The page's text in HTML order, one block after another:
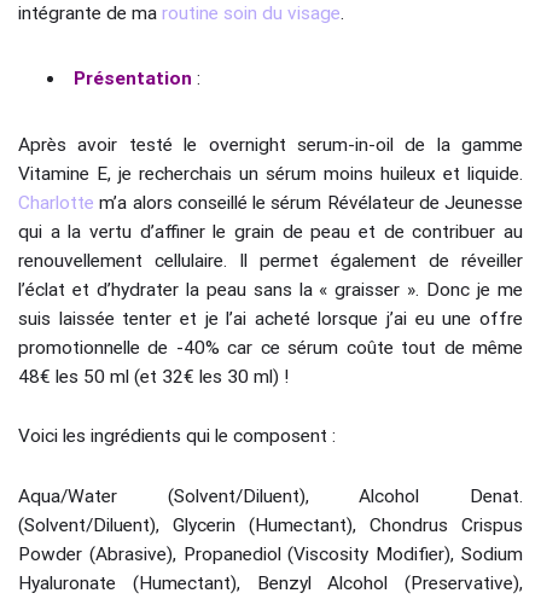
intégrante de ma routine soin du visage.
Présentation :
Après avoir testé le overnight serum-in-oil de la gamme
Vitamine E, je recherchais un sérum moins huileux et liquide.
Charlotte m’a alors conseillé le sérum Révélateur de Jeunesse
qui a la vertu d’affiner le grain de peau et de contribuer au
renouvellement cellulaire. Il permet également de réveiller
l’éclat et d’hydrater la peau sans la « graisser ». Donc je me
suis laissée tenter et je l’ai acheté lorsque j’ai eu une offre
promotionnelle de -40% car ce sérum coûte tout de même
48€ les 50 ml (et 32€ les 30 ml) !
Voici les ingrédients qui le composent :
Aqua/Water (Solvent/Diluent), Alcohol Denat.
(Solvent/Diluent), Glycerin (Humectant), Chondrus Crispus
Powder (Abrasive), Propanediol (Viscosity Modifier), Sodium
Hyaluronate (Humectant), Benzyl Alcohol (Preservative),